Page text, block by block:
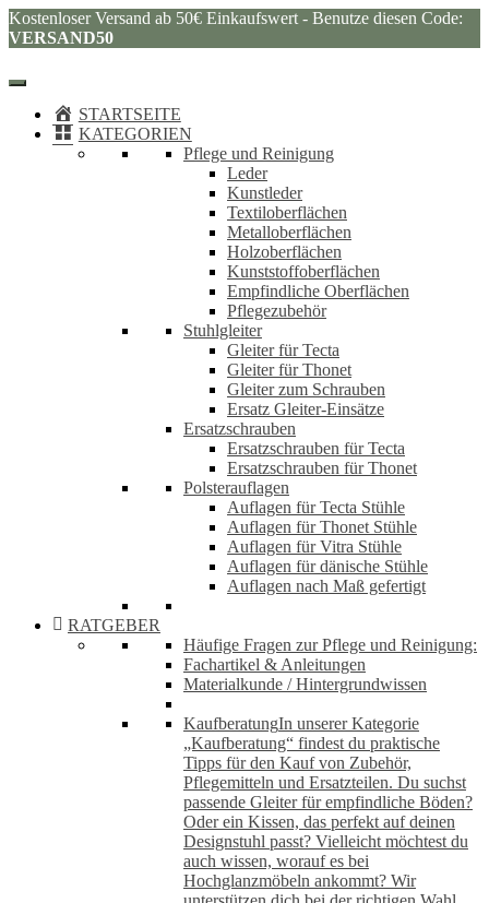
Kostenloser Versand ab 50€ Einkaufswert - Benutze diesen Code:
VERSAND50
STARTSEITE
KATEGORIEN
Pflege und Reinigung
Leder
Kunstleder
Textiloberflächen
Metalloberflächen
Holzoberflächen
Kunststoffoberflächen
Empfindliche Oberflächen
Pflegezubehör
Stuhlgleiter
Gleiter für Tecta
Gleiter für Thonet
Gleiter zum Schrauben
Ersatz Gleiter-Einsätze
Ersatzschrauben
Ersatzschrauben für Tecta
Ersatzschrauben für Thonet
Polsterauflagen
Auflagen für Tecta Stühle
Auflagen für Thonet Stühle
Auflagen für Vitra Stühle
Auflagen für dänische Stühle
Auflagen nach Maß gefertigt
RATGEBER
Häufige Fragen zur Pflege und Reinigung:
Fachartikel & Anleitungen
Materialkunde / Hintergrundwissen
KaufberatungIn unserer Kategorie
„Kaufberatung“ findest du praktische
Tipps für den Kauf von Zubehör,
Pflegemitteln und Ersatzteilen. Du suchst
passende Gleiter für empfindliche Böden?
Oder ein Kissen, das perfekt auf deinen
Designstuhl passt? Vielleicht möchtest du
auch wissen, worauf es bei
Hochglanzmöbeln ankommt? Wir